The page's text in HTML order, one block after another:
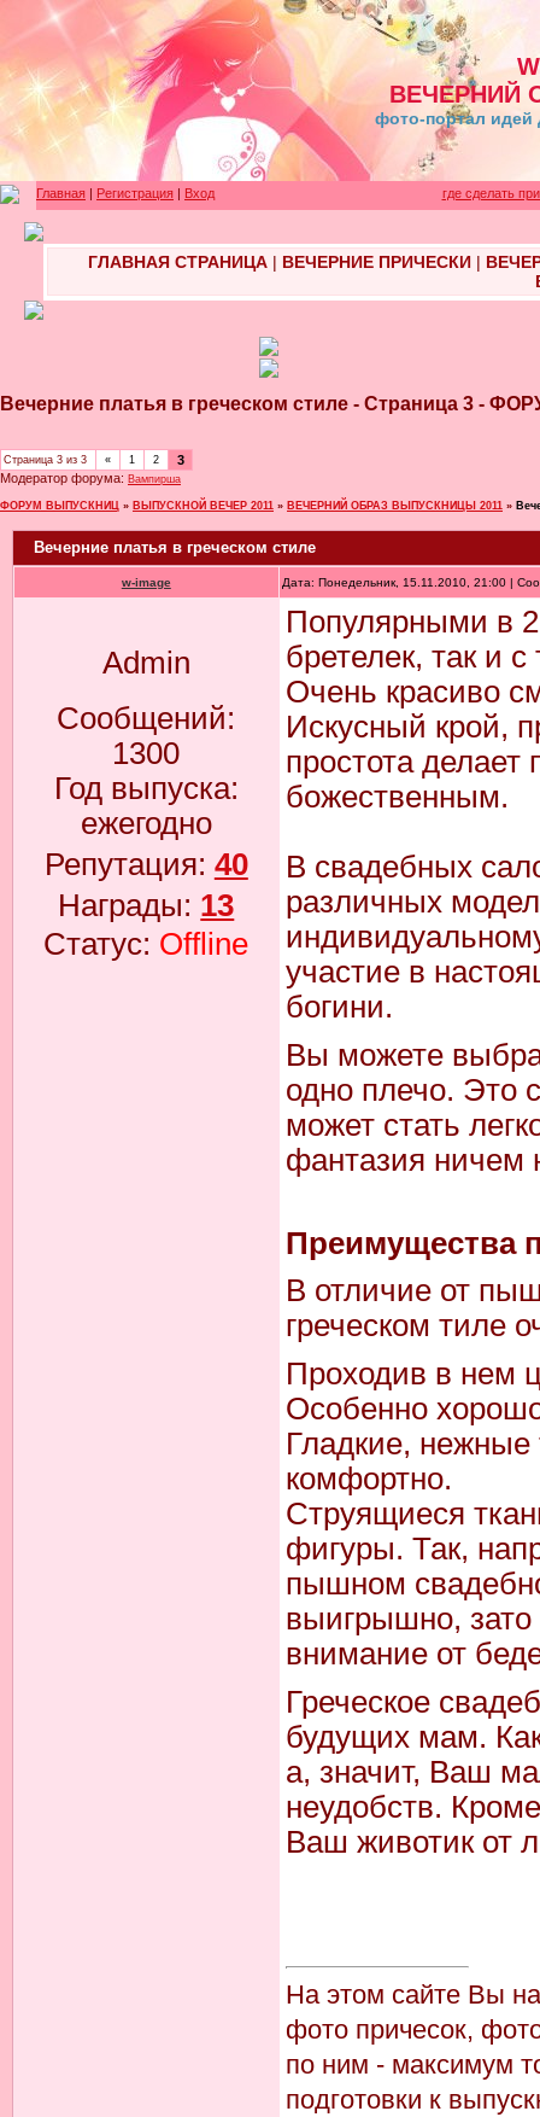
ВЕЧЕРНИЙ
фото-портал идей
Главная | Регистрация | Вход где сделать
ГЛАВНАЯ СТРАНИЦА| ВЕЧЕРНИЕ ПРИЧЕСКИ|
Вечерние платья в греческом стиле - Страница 3 -
Страница 3 из 3 « 1 2
3
Модератор форума: Вампирша
ФОРУМ ВЫПУСКНИЦ » ВЫПУСКНОЙ ВЕЧЕР 2011 » ВЕЧЕРНИЙ ОБРАЗ ВЫПУСКНИЦЫ 2011 »
Вечерние платья в греческом стиле
w-image Дата: Понедельник, 15.11.2010, 21:00 |
Admin
Сообщений:
1300
Год выпуска:
ежегодно
Репутация: 40
Награды: 13
Статус: Offline
Популярными в
бретелек, так и
Очень красиво
Искусный крой,
простота
божественным.
В свадебных
различных
участие в
богини.
Вы можете
одно плечо. Это
может стать
фантазия ничем
Преимущества
В отличие от
греческом тиле
Проходив в нем
Особенно
Гладкие, нежные
комфортно.
Струящиеся
фигуры. Так,
пышном
выигрышно, зато
внимание от
Греческое
будущих мам.
а, значит, Ваш
неудобств.
Ваш животик от
На этом сайте Вы
фото причесок,
по ним - максимум
подготовки к